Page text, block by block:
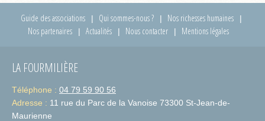
Guide des associations Qui sommes-nous ?
Nos richesses humaines
Nos partenaires
Actualités Nous contacter Mentions légales
LA FOURMILIÈRE
Téléphone : 04 79 59 90 56
Adresse : 11 rue du Parc de la Vanoise 73300 St-Jean-de-
Maurienne